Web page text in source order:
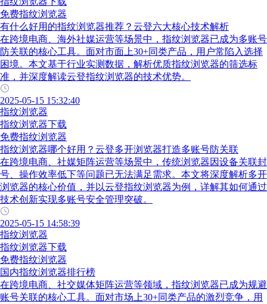
免费指纹浏览器
有什么好用的指纹浏览器推荐？云登六大核心技术解析
在跨境电商、海外社媒运营等场景中，指纹浏览器已成为多账号
防关联的核心工具。面对市面上30+同类产品，用户常陷入选择
困境。本文基于行业实测数据，解析优质指纹浏览器的筛选标
准，并深度解读云登指纹浏览器的技术优势。
2025-05-15 15:32:40
指纹浏览器
指纹浏览器下载
免费指纹浏览器
指纹浏览器哪个好用？云登多开浏览器打造多账号防关联
在跨境电商、社媒矩阵运营等场景中，传统浏览器因设备关联封
号、操作效率低下等问题已无法满足需求。本文将深度解析多开
浏览器的核心价值，并以云登指纹浏览器为例，详解其如何通过
技术创新实现多账号安全管理突破。
2025-05-15 14:58:39
指纹浏览器
指纹浏览器下载
免费指纹浏览器
国内指纹浏览器排行榜
在跨境电商、社交媒体矩阵运营等领域，指纹浏览器已成为规避
账号关联的核心工具。面对市场上30+同类产品的激烈竞争，用